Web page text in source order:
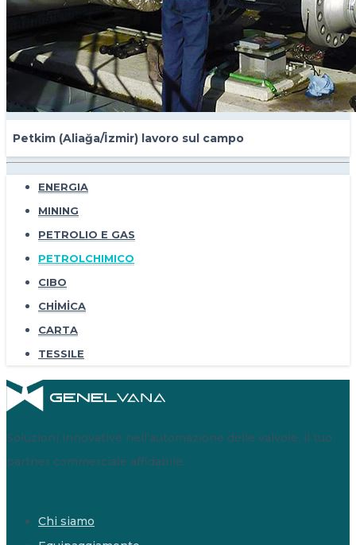
Petkim (Aliağa/İzmir) lavoro sul campo
ENERGIA
MINING
PETROLIO E GAS
PETROLCHIMICO
CIBO
CHİMİCA
CARTA
TESSILE
Soluzioni innovative nell'automazione delle valvole, il tuo
partner commerciale affidabile.
Chi siamo